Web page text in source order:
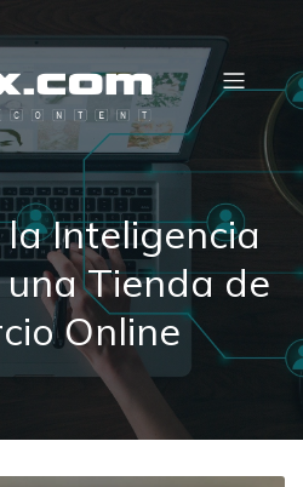
Inteligencia
Tienda de
Online